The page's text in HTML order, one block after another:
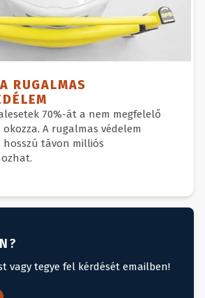
RUGALMAS
70%-át a nem megfelelő
A rugalmas védelem
hosszú távon milliós
vagy tegye fel kérdését emailben!